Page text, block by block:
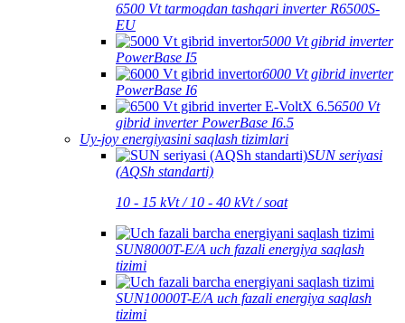
6500 Vt tarmoqdan tashqari inverter R6500S-
EU
5000 Vt gibrid inverter
PowerBase I5
6000 Vt gibrid inverter
PowerBase I6
6500 Vt
gibrid inverter PowerBase I6.5
Uy-joy energiyasini saqlash tizimlari
SUN seriyasi
(AQSh standarti)
10 - 15 kVt / 10 - 40 kVt / soat
SUN8000T-E/A uch fazali energiya saqlash
tizimi
SUN10000T-E/A uch fazali energiya saqlash
tizimi